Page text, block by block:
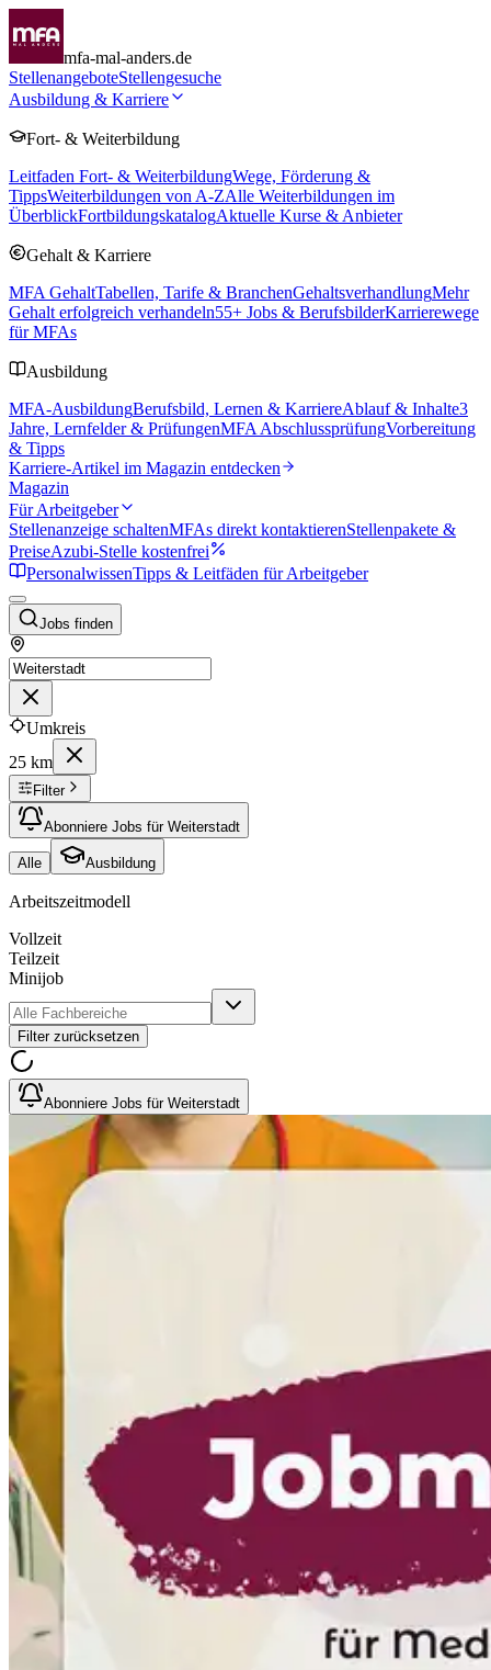
mfa-mal-anders.de
StellenangeboteStellengesuche
Ausbildung & Karriere
Fort- & Weiterbildung
Leitfaden Fort- & WeiterbildungWege, Förderung &
TippsWeiterbildungen von A-ZAlle Weiterbildungen im
ÜberblickFortbildungskatalogAktuelle Kurse & Anbieter
Gehalt & Karriere
MFA GehaltTabellen, Tarife & BranchenGehaltsverhandlungMehr
Gehalt erfolgreich verhandeln55+ Jobs & BerufsbilderKarrierewege
für MFAs
Ausbildung
MFA-AusbildungBerufsbild, Lernen & KarriereAblauf & Inhalte3
Jahre, Lernfelder & PrüfungenMFA AbschlussprüfungVorbereitung
& Tipps
Karriere-Artikel im Magazin entdecken
Magazin
Für Arbeitgeber
Stellenanzeige schaltenMFAs direkt kontaktierenStellenpakete &
PreiseAzubi-Stelle kostenfrei
PersonalwissenTipps & Leitfäden für Arbeitgeber
Jobs finden
Umkreis
25 km
Filter
Abonniere Jobs für Weiterstadt
Alle Ausbildung
Arbeitszeitmodell
Vollzeit
Teilzeit
Minijob
Filter zurücksetzen
Abonniere Jobs für Weiterstadt